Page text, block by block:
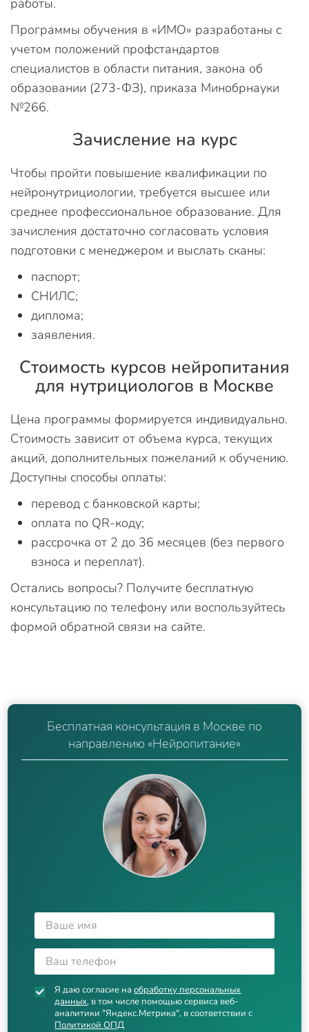
Программы обучения в «ИМО» разработаны с
учетом положений профстандартов
специалистов в области питания, закона об
образовании (273-ФЗ), приказа Минобрнауки
№266.
Зачисление на курс
Чтобы пройти повышение квалификации по
нейронутрициологии, требуется высшее или
среднее профессиональное образование. Для
зачисления достаточно согласовать условия
подготовки с менеджером и выслать сканы:
паспорт;
СНИЛС;
диплома;
заявления.
Стоимость курсов нейропитания
для нутрициологов в Москве
Цена программы формируется индивидуально.
Стоимость зависит от объема курса, текущих
акций, дополнительных пожеланий к обучению.
Доступны способы оплаты:
перевод с банковской карты;
оплата по QR-коду;
рассрочка от 2 до 36 месяцев (без первого
взноса и переплат).
Остались вопросы? Получите бесплатную
консультацию по телефону или воспользуйтесь
формой обратной связи на сайте.
Бесплатная консультация в Москве по
направлению «Нейропитание»
Я даю согласие наобработку персональных
данных, в том числе помощью сервиса веб-
аналитики "Яндекс.Метрика", в соответствии с
Политикой ОПД